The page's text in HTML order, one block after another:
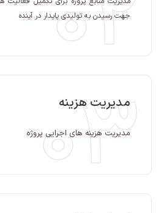
جهت رسیدن به تولیدی پایدار در آینده
مدیریت هزینه
مدیریت هزینه های اجرایی پروژه
03